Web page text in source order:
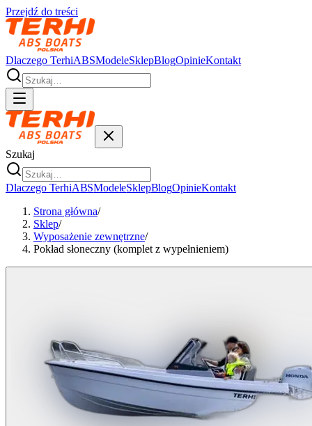
Przejdź do treści
Dlaczego TerhiABSModeleSklepBlogOpinieKontakt
Szukaj
Dlaczego TerhiABSModeleSklepBlogOpinieKontakt
Strona główna/
Sklep/
Wyposażenie zewnętrzne/
Pokład słoneczny (komplet z wypełnieniem)